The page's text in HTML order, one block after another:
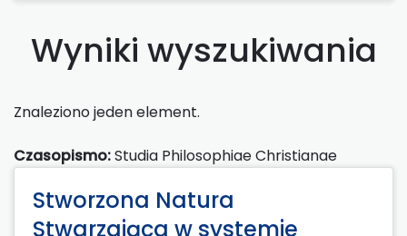
Wyniki wyszukiwania
Znaleziono jeden element.
Czasopismo:Studia Philosophiae Christianae
Stworzona Natura
Stwarzająca w systemie